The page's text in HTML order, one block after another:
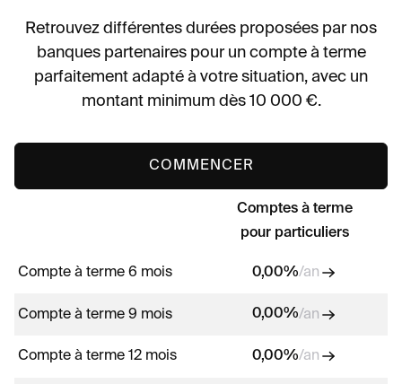
Retrouvez différentes durées proposées par nos
banques partenaires pour un compte à terme
parfaitement adapté à votre situation, avec un
montant minimum dès 10 000 €.
COMMENCER
Comptes à terme
pour particuliers
Compte à terme 6 mois 0,00%/an
Compte à terme 9 mois 0,00%/an
Compte à terme 12 mois 0,00%/an